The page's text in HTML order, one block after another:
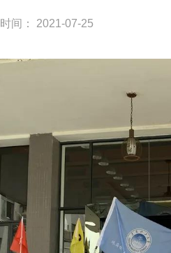
时间： 2021-07-25